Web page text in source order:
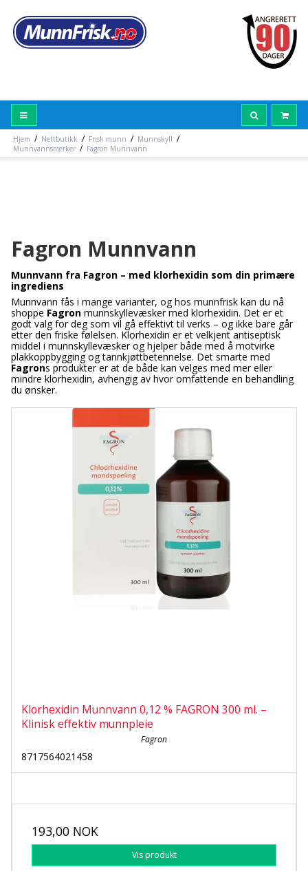
Hjem / Nettbutikk / Frisk munn / Munnskyll /
Munnvannsmerker / Fagron Munnvann
Fagron Munnvann
Munnvann fra Fagron – med klorhexidin som din primære
ingrediens
Munnvann fås i mange varianter, og hos munnfrisk kan du nå
shoppe Fagron munnskyllevæsker med klorhexidin. Det er et
godt valg for deg som vil gå effektivt til verks – og ikke bare går
etter den friske følelsen. Klorhexidin er et velkjent antiseptisk
middel i munnskyllevæsker og hjelper både med å motvirke
plakkoppbygging og tannkjøttbetennelse. Det smarte med
Fagrons produkter er at de både kan velges med mer eller
mindre klorhexidin, avhengig av hvor omfattende en behandling
du ønsker.
Klorhexidin Munnvann 0,12 % FAGRON 300 ml. –
Klinisk effektiv munnpleie
Fagron
8717564021458
193,00 NOK
Vis produkt